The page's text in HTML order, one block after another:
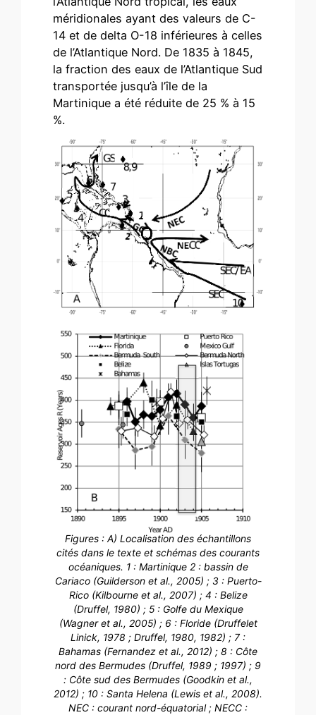
méridionales ayant des valeurs de C-
14 et de delta O-18 inférieures à celles
de l’Atlantique Nord. De 1835 à 1845,
la fraction des eaux de l’Atlantique Sud
transportée jusqu’à l’île de la
Martinique a été réduite de 25 % à 15
%.
Figures : A) Localisation des échantillons
cités dans le texte et schémas des courants
océaniques. 1 : Martinique 2 : bassin de
Cariaco (Guilderson et al., 2005) ; 3 : Puerto-
Rico (Kilbourne et al., 2007) ; 4 : Belize
(Druffel, 1980) ; 5 : Golfe du Mexique
(Wagner et al., 2005) ; 6 : Floride (Druffelet
Linick, 1978 ; Druffel, 1980, 1982) ; 7 :
Bahamas (Fernandez et al., 2012) ; 8 : Côte
nord des Bermudes (Druffel, 1989 ; 1997) ; 9
: Côte sud des Bermudes (Goodkin et al.,
2012) ; 10 : Santa Helena (Lewis et al., 2008).
NEC : courant nord-équatorial ; NECC :